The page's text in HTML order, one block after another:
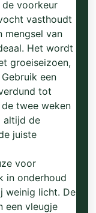
de voorkeur
vasthoudt
mengsel van
Het wordt
groeiseizoen,
een
tot
twee weken
altijd de
juiste
voor
in onderhoud
weinig licht. De
een vleugje